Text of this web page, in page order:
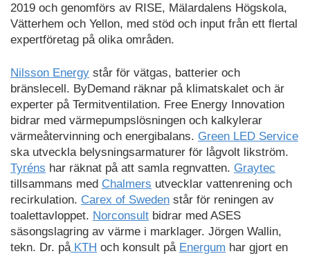
2019 och genomförs av RISE, Mälardalens Högskola,
Vätterhem och Yellon, med stöd och input från ett flertal
expertföretag på olika områden.
Nilsson Energy står för vätgas, batterier och
bränslecell. ByDemand räknar på klimatskalet och är
experter på Termitventilation. Free Energy Innovation
bidrar med värmepumpslösningen och kalkylerar
värmeåtervinning och energibalans. Green LED Service
ska utveckla belysningsarmaturer för lågvolt likström.
Tyréns har räknat på att samla regnvatten. Graytec
tillsammans med Chalmers utvecklar vattenrening och
recirkulation. Carex of Sweden står för reningen av
toalettavloppet. Norconsult bidrar med ASES
säsongslagring av värme i marklager. Jörgen Wallin,
tekn. Dr. påKTH och konsult på Energum har gjort en